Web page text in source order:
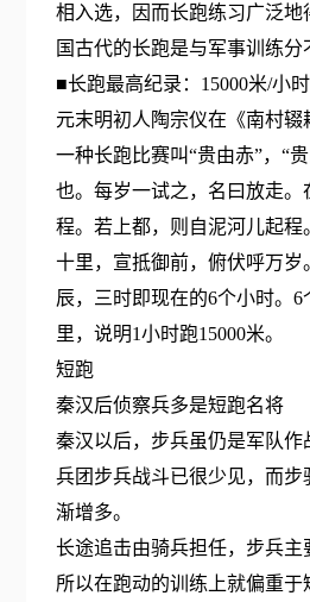
相入选，因而长跑练习广泛地
国古代的长跑是与军事训练分
■长跑最高纪录：15000米/小时
元末明初人陶宗仪在《南村辍
一种长跑比赛叫“贵由赤”，“
也。每岁一试之，名曰放走。
程。若上都，则自泥河儿起程
十里，宣抵御前，俯伏呼万岁
辰，三时即现在的6个小时。
里，说明1小时跑15000米。
短跑
秦汉后侦察兵多是短跑名将
秦汉以后，步兵虽仍是军队作
兵团步兵战斗已很少见，而步
渐增多。
长途追击由骑兵担任，步兵主
所以在跑动的训练上就偏重于